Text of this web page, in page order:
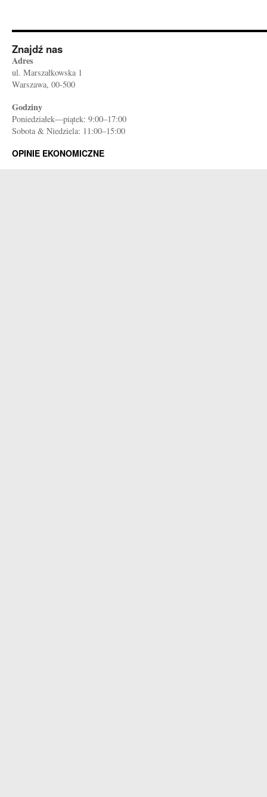
Znajdź nas
Adres
ul. Marszałkowska 1
Warszawa, 00-500
Godziny
Poniedziałek—piątek: 9:00–17:00
Sobota & Niedziela: 11:00–15:00
OPINIE EKONOMICZNE